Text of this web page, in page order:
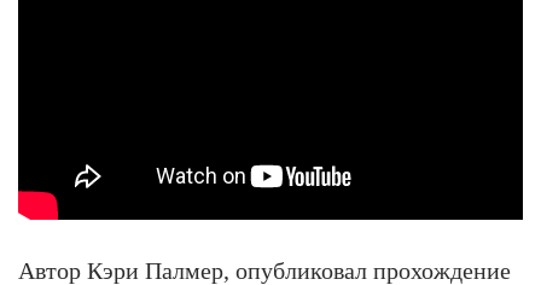
Автор Кэри Палмер, опубликовал прохождение